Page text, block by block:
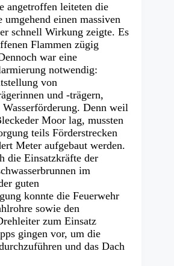
angetroffen leiteten die
umgehend einen massiven
schnell Wirkung zeigte. Es
Flammen zügig
war eine
notwendig:
von
und -trägern,
Denn weil
Moor lag, mussten
teils Förderstrecken
Meter aufgebaut werden.
die Einsatzkräfte der
im
guten
konnte die Feuerwehr
sowie den
zum Einsatz
gingen vor, um die
und das Dach